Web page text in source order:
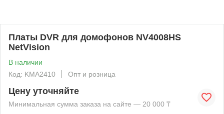
Платы DVR для домофонов NV4008HS
NetVision
В наличии
Код: KMА2410
Опт и розница
Цену уточняйте
Минимальная сумма заказа на сайте — 20 000 ₸